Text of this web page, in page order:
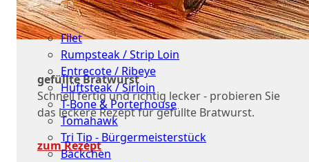
Cuts
Filet
Rumpsteak / Strip Loin
Entrecote / Ribeye
Hüftsteak / Sirloin
T-Bone & Porterhouse
Tomahawk
Tri Tip - Bürgermeisterstück
Bäckchen
gefüllte Bratwurst
Schnell fertig und richtig lecker - probieren Sie
das leckere Rezept für gefüllte Bratwurst.
zum Rezept